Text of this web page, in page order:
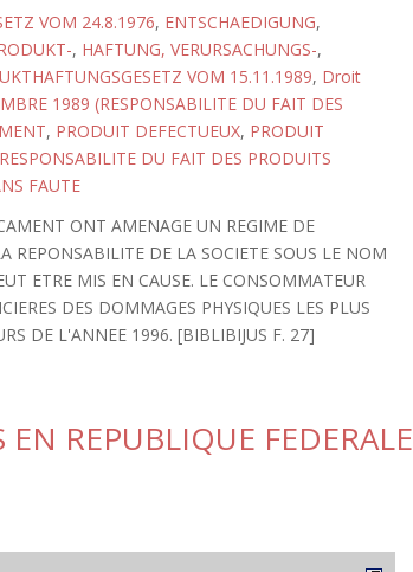
VOM 24.8.1976, ENTSCHAEDIGUNG,
, HAFTUNG, VERURSACHUNGS-,
VOM 15.11.1989, Droit
1989 (RESPONSABILITE DU FAIT DES
, PRODUIT DEFECTUEUX, PRODUIT
RESPONSABILITE DU FAIT DES PRODUITS
FAUTE
ONT AMENAGE UN REGIME DE
REPONSABILITE DE LA SOCIETE SOUS LE NOM
ETRE MIS EN CAUSE. LE CONSOMMATEUR
DES DOMMAGES PHYSIQUES LES PLUS
DE L'ANNEE 1996. [BIBLIBIJUS F. 27]
REPUBLIQUE FEDERALE